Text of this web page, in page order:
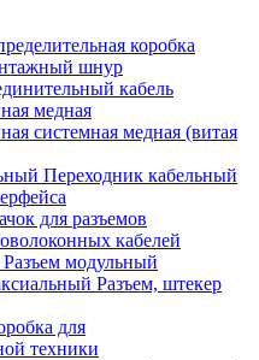
коробка
шнур
кабель
медная
системная медная (витая
Переходник кабельный
для разъемов
кабелей
Разъем модульный
Разъем, штекер
для
техники